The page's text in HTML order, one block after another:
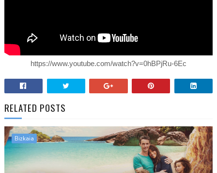
https://www.youtube.com/watch?v=0hBPjRu-6Ec
RELATED POSTS
Bizkaia